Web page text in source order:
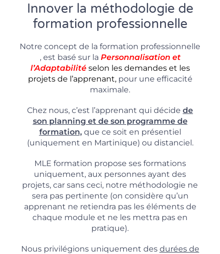
Innover la méthodologie de
formation professionnelle
Notre concept de la formation professionnelle
, est basé sur la Personnalisation et
l’Adaptabilité selon les demandes et les
projets de l’apprenant,pour une efficacité
maximale.
Chez nous, c’est l’apprenant qui décide de
son planning et de son programme de
formation,que ce soit en présentiel
(uniquement en Martinique) ou distanciel.
MLE formation propose ses formations
uniquement, aux personnes ayant des
projets, car sans ceci, notre méthodologie ne
sera pas pertinente (on considère qu’un
apprenant ne retiendra pas les éléments de
chaque module et ne les mettra pas en
pratique).
Nous privilégions uniquement des durées de